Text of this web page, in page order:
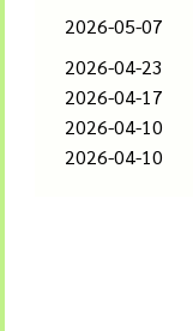
2026-05-07
2026-04-23
2026-04-17
2026-04-10
2026-04-10